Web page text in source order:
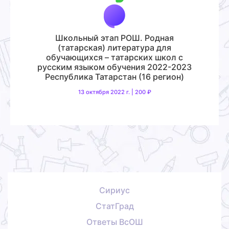
Школьный этап РОШ. Родная
(татарская) литература для
обучающихся – татарских школ с
русским языком обучения 2022-2023
Республика Татарстан (16 регион)
13 октября 2022 г. | 200 ₽
Сириус
СтатГрад
Ответы ВсОШ